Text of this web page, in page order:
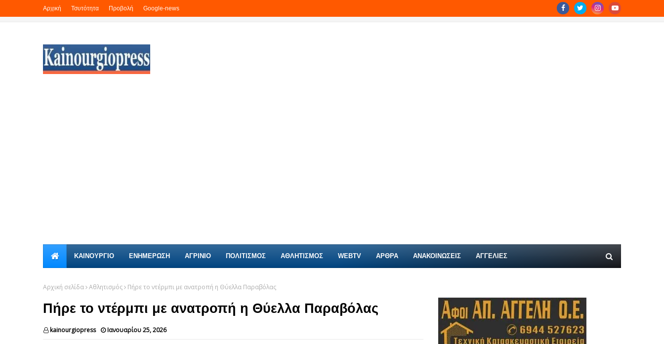
Αρχική Τσυτότητα Προβολή Google-news
ΚΑΙΝΟΎΡΓΙΟ ΕΝΗΜΕΡΩΣΗ ΑΓΡΙΝΙΟ ΠΟΛΙΤΙΣΜΟΣ ΑΘΛΗΤΙΣΜΟΣ WEBTV ΑΡΘΡΑ ΑΝΑΚΟΙΝΩΣΕΙΣ ΑΓΓΕΛΊΕΣ
Αρχική σελίδα Αθλητισμός Πήρε το ντέρμπι με ανατροπή η Θύελλα Παραβόλας
Πήρε το ντέρμπι με ανατροπή η Θύελλα Παραβόλας
kainourgiopress Ιανουαρίου 25, 2026